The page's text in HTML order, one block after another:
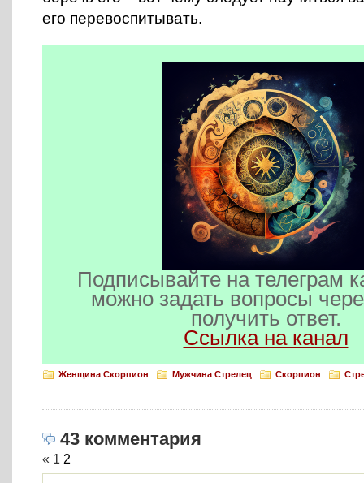
его перевоспитывать.
Подписывайте на телеграм
можно задать вопросы
получить ответ.
Ссылка на канал
Женщина Скорпион Мужчина Стрелец Скорпион
43 комментария
« 1 2